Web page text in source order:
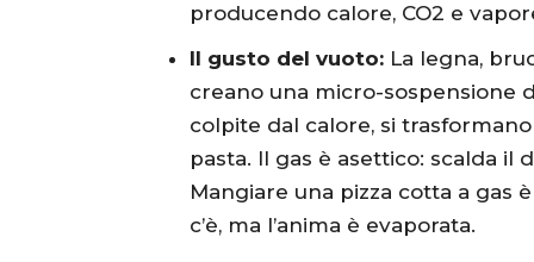
producendo calore, CO2 e
Il gusto del vuoto: La legna,
creano una micro-sospensione
colpite dal calore, si
pasta. Il gas è asettico: scalda il
Mangiare una pizza cotta a gas
c’è, ma l’anima è evaporata.